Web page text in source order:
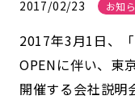
2017/02/23 お知
2017年3月1日、
OPENに伴い、東
開催する会社説明